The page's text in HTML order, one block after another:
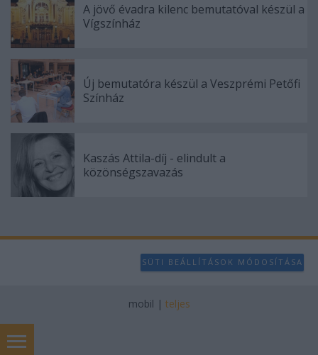
A jövő évadra kilenc bemutatóval készül a
Vígszínház
Új bemutatóra készül a Veszprémi Petőfi
Színház
Kaszás Attila-díj - elindult a
közönségszavazás
SÜTI BEÁLLÍTÁSOK MÓDOSÍTÁSA
mobil | teljes